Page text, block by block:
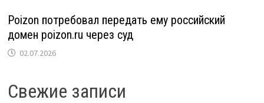
Poizon потребовал передать ему российский
домен poizon.ru через суд
02.07.2026
Свежие записи